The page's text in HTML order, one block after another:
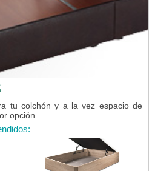
tu colchón y a la vez espacio de
opción.